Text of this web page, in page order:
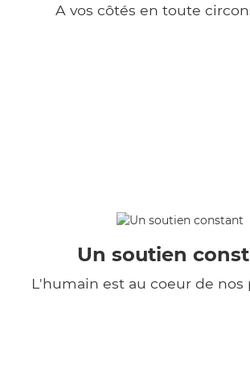
A vos côtés en toute
Un soutien
L'humain est au coeur de nos